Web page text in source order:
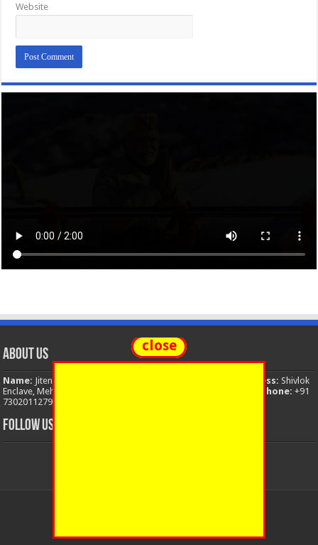
Website
About Us
Name: Jitendra Singh Address: Shivlok
Enclave, Mehuwala Mafi, Dehradun, Uttarakhand, 248001, India
Phone: +91
7302011279
FOLLOW US
close